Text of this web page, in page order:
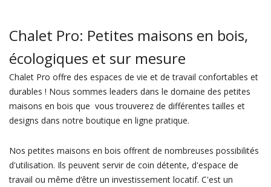
Chalet Pro: Petites maisons en bois,
écologiques et sur mesure
Chalet Pro offre des espaces de vie et de travail confortables et
durables ! Nous sommes leaders dans le domaine des petites
maisons en bois que vous trouverez de différentes tailles et
designs dans notre boutique en ligne pratique.
Nos petites maisons en bois offrent de nombreuses possibilités
d'utilisation. Ils peuvent servir de coin détente, d'espace de
travail ou même d‘être un investissement locatif. C'est un